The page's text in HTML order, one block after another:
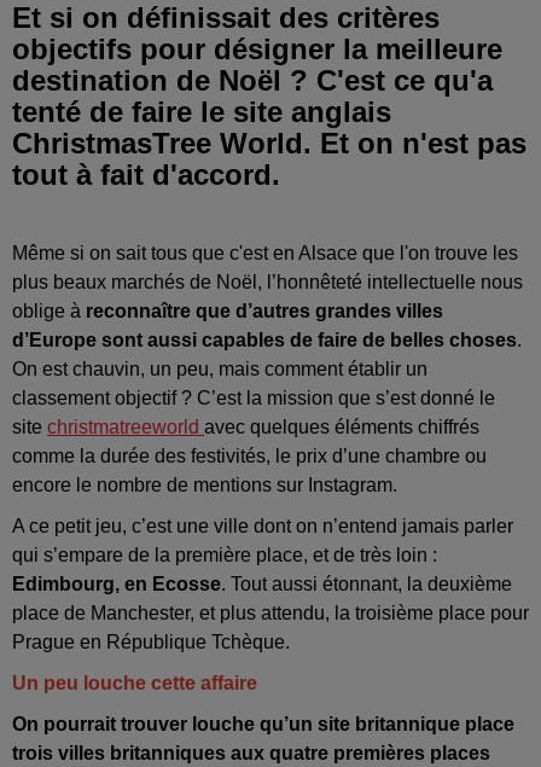
Et si on définissait des critères
objectifs pour désigner la meilleure
destination de Noël ? C'est ce qu'a
tenté de faire le site anglais
ChristmasTree World. Et on n'est pas
tout à fait d'accord.
Même si on sait tous que c'est en Alsace que l'on trouve les
plus beaux marchés de Noël, l’honnêteté intellectuelle nous
oblige à reconnaître que d’autres grandes villes
d’Europe sont aussi capables de faire de belles choses.
On est chauvin, un peu, mais comment établir un
classement objectif ? C’est la mission que s’est donné le
site christmatreeworld avec quelques éléments chiffrés
comme la durée des festivités, le prix d’une chambre ou
encore le nombre de mentions sur Instagram.
A ce petit jeu, c’est une ville dont on n’entend jamais parler
qui s’empare de la première place, et de très loin :
Edimbourg, en Ecosse. Tout aussi étonnant, la deuxième
place de Manchester, et plus attendu, la troisième place pour
Prague en République Tchèque.
Un peu louche cette affaire
On pourrait trouver louche qu’un site britannique place
trois villes britanniques aux quatre premières places